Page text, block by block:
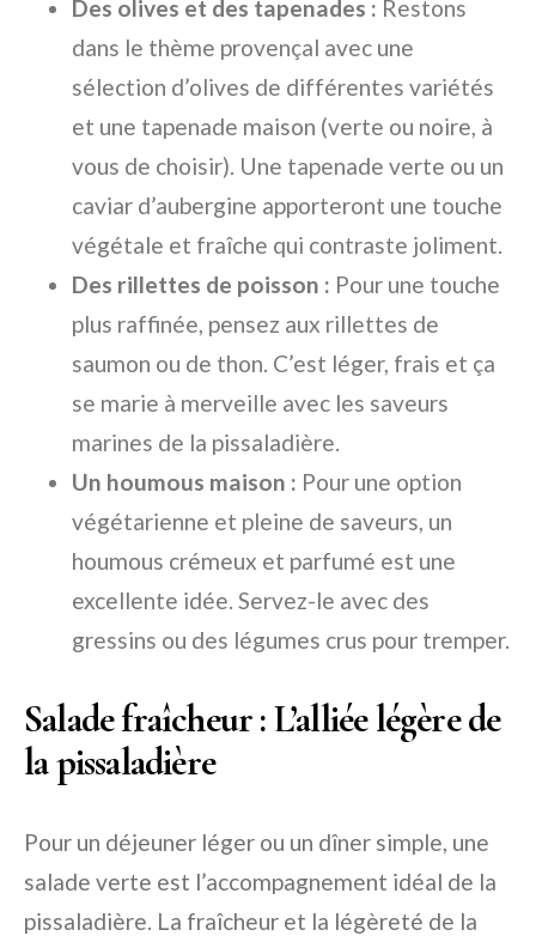
Des olives et des tapenades : Restons
dans le thème provençal avec une
sélection d’olives de différentes variétés
et une tapenade maison (verte ou noire, à
vous de choisir). Une tapenade verte ou un
caviar d’aubergine apporteront une touche
végétale et fraîche qui contraste joliment.
Des rillettes de poisson : Pour une touche
plus raffinée, pensez aux rillettes de
saumon ou de thon. C’est léger, frais et ça
se marie à merveille avec les saveurs
marines de la pissaladière.
Un houmous maison : Pour une option
végétarienne et pleine de saveurs, un
houmous crémeux et parfumé est une
excellente idée. Servez-le avec des
gressins ou des légumes crus pour tremper.
Salade fraîcheur : L’alliée légère de
la pissaladière
Pour un déjeuner léger ou un dîner simple, une
salade verte est l’accompagnement idéal de la
pissaladière. La fraîcheur et la légèreté de la